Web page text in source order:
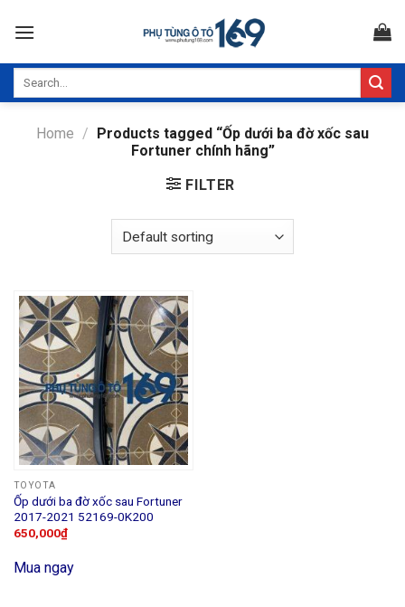
Home / Products tagged “Ốp dưới ba đờ xốc sau
Fortuner chính hãng”
FILTER
TOYOTA
Ốp dưới ba đờ xốc sau Fortuner
2017-2021 52169-0K200
650,000₫
Mua ngay